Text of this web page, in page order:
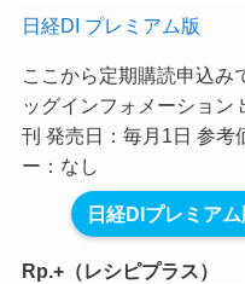
日経DI プレミアム版
ここから定期購読申込み
ッグインフォメーション
刊 発売日：毎月1日 参考
ー：なし
日経DIプレミア
Rp.+（レシピプラス）